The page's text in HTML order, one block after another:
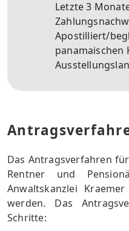
Letzte 3
Apostilliert/
panamaischen
Das Antragsverfahren
Rentner und
Anwaltskanzlei
werden. Das
Schritte: